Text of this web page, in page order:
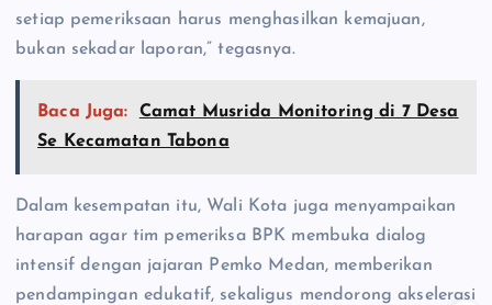
setiap pemeriksaan harus menghasilkan kemajuan,
bukan sekadar laporan,” tegasnya.
Baca Juga:
Camat Musrida Monitoring di 7 Desa
Se Kecamatan Tabona
Dalam kesempatan itu, Wali Kota juga menyampaikan
harapan agar tim pemeriksa BPK membuka dialog
intensif dengan jajaran Pemko Medan, memberikan
pendampingan edukatif, sekaligus mendorong akselerasi